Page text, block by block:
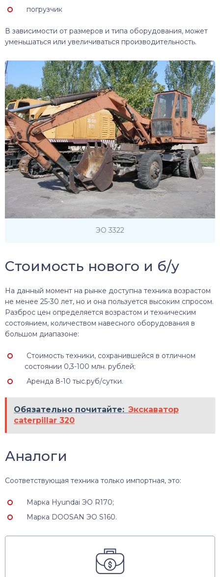
погрузчик
В зависимости от размеров и типа оборудования, может
уменьшаться или увеличиваться производительность.
ЭО 3322
Стоимость нового и б/у
На данный момент на рынке доступна техника возрастом
не менее 25-30 лет, но и она пользуется высоким спросом.
Разброс цен определяется возрастом и техническим
состоянием, количеством навесного оборудования в
большом диапазоне:
Стоимость техники, сохранившейся в отличном
состоянии 0,3-100 млн. рублей;
Аренда 8-10 тыс.руб/сутки.
Обязательно почитайте: Экскаватор
caterpillar 320
Аналоги
Соответствующая техника только импортная, это:
Марка Hyundai ЭО R170;
Марка DOOSAN ЭО S160.